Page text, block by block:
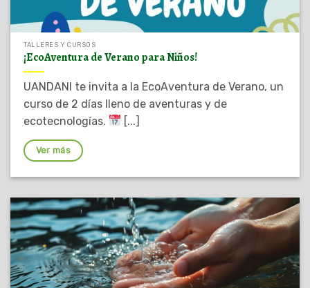
TALLERES Y CURSOS
¡EcoAventura de Verano para Niños!
UANDANI te invita a la EcoAventura de Verano, un
curso de 2 días lleno de aventuras y de
ecotecnologías.
[...]
Ver más